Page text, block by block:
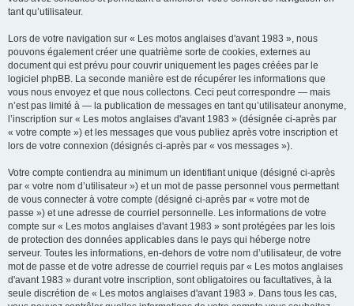
tant qu’utilisateur.
Lors de votre navigation sur « Les motos anglaises d'avant 1983 », nous
pouvons également créer une quatrième sorte de cookies, externes au
document qui est prévu pour couvrir uniquement les pages créées par le
logiciel phpBB. La seconde manière est de récupérer les informations que
vous nous envoyez et que nous collectons. Ceci peut correspondre — mais
n’est pas limité à — la publication de messages en tant qu’utilisateur anonyme,
l’inscription sur « Les motos anglaises d'avant 1983 » (désignée ci-après par
« votre compte ») et les messages que vous publiez après votre inscription et
lors de votre connexion (désignés ci-après par « vos messages »).
Votre compte contiendra au minimum un identifiant unique (désigné ci-après
par « votre nom d’utilisateur ») et un mot de passe personnel vous permettant
de vous connecter à votre compte (désigné ci-après par « votre mot de
passe ») et une adresse de courriel personnelle. Les informations de votre
compte sur « Les motos anglaises d'avant 1983 » sont protégées par les lois
de protection des données applicables dans le pays qui héberge notre
serveur. Toutes les informations, en-dehors de votre nom d’utilisateur, de votre
mot de passe et de votre adresse de courriel requis par « Les motos anglaises
d'avant 1983 » durant votre inscription, sont obligatoires ou facultatives, à la
seule discrétion de « Les motos anglaises d'avant 1983 ». Dans tous les cas,